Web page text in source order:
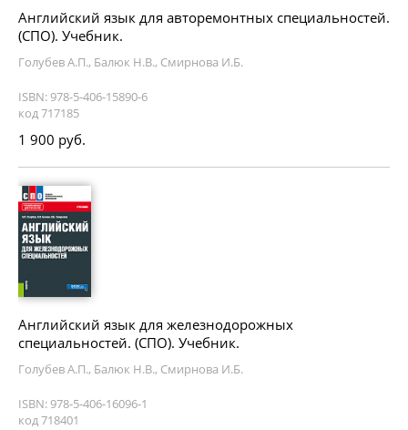
Английский язык для авторемонтных специальностей.
(СПО). Учебник.
Голубев А.П., Балюк Н.В., Смирнова И.Б.
ISBN: 978-5-406-15890-6
код 717185
1 900 руб.
Английский язык для железнодорожных
специальностей. (СПО). Учебник.
Голубев А.П., Балюк Н.В., Смирнова И.Б.
ISBN: 978-5-406-16096-1
код 718401